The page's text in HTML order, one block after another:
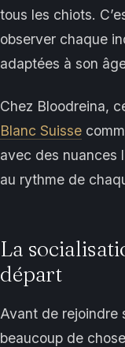
tous les chiots.
observer chaque
adaptées à son
Chez Bloodreina,
Blanc Suisse
avec des nuances
au rythme de
La
départ
Avant de rejoindre
beaucoup de